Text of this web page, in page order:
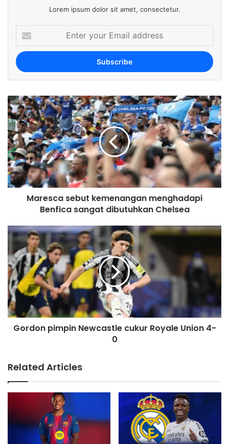
Lorem ipsum dolor sit amet, consectetur.
e
o
u
r
E
m
a
i
l
a
s
Maresca sebut kemenangan menghadapi
Benfica sangat dibutuhkan Chelsea
Gordon pimpin Newcastle cukur Royale Union 4-
0
Related Articles